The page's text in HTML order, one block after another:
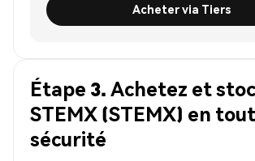
Acheter via Tiers
Étape 3. Achetez et
STEMX (STEMX) en
sécurité